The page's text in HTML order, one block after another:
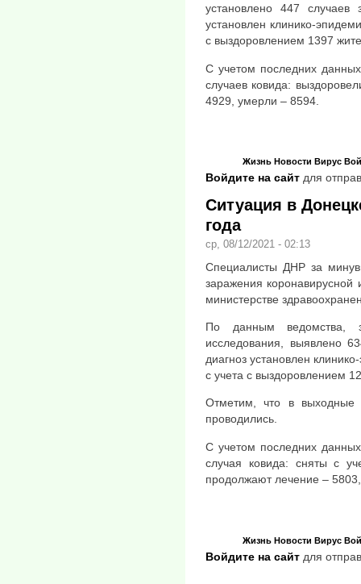
установлено 447
установлен клинико-
с выздоровлением 1397
С учетом последних
случаев ковида:
4929, умерли – 8594.
Жизнь Новости Вирус
Войдите на сайт для
Ситуация в
года
ср, 08/12/2021 - 02:13
Специалисты ДНР за
заражения
министерстве
По данным ведомства,
исследования, выявлено
диагноз установлен
с учета с выздоровлением
Отметим, что в
проводились.
С учетом последних
случая ковида: сняты с
продолжают лечение –
Жизнь Новости Вирус
Войдите на сайт для